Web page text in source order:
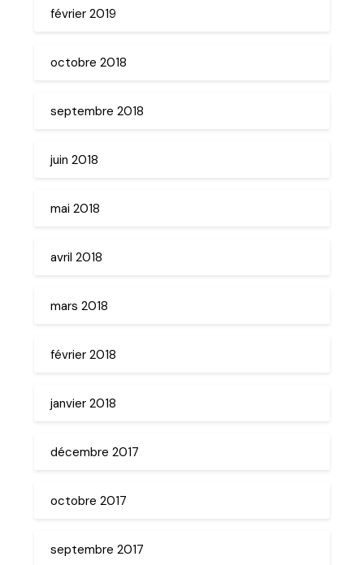
février 2019
octobre 2018
septembre 2018
juin 2018
mai 2018
avril 2018
mars 2018
février 2018
janvier 2018
décembre 2017
octobre 2017
septembre 2017